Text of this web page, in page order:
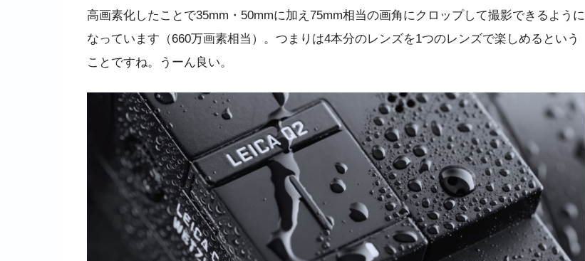
高画素化したことで35mm・50mmに加え75mm相当の画角にクロップして撮影できるように
なっています（660万画素相当）。つまりは4本分のレンズを1つのレンズで楽しめるという
ことですね。うーん良い。